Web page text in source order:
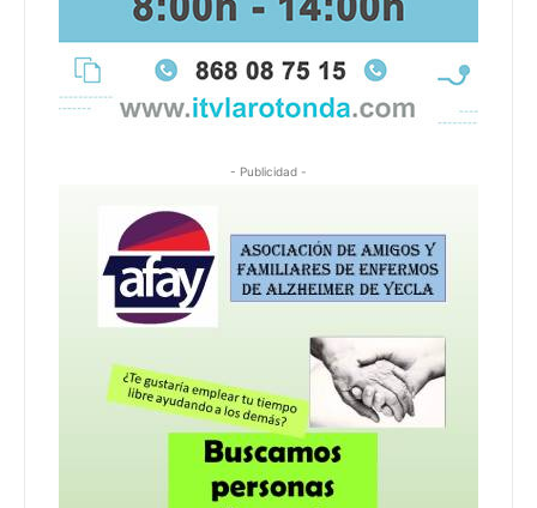
- Publicidad -